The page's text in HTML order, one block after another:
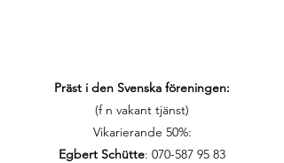
Präst i den Svenska föreningen:
(f n vakant tjänst)
Vikarierande 50%:
Egbert Schütte: 070-587 95 83